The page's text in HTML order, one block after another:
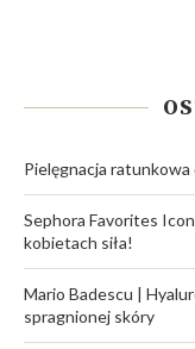
Pielęgnacja ratunkowa
Sephora Favorites
kobietach siła!
Mario Badescu |
spragnionej skóry